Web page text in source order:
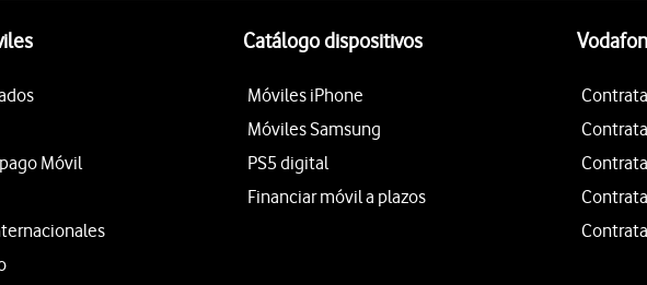
Móvil
Catálogo dispositivos
Móviles iPhone
Móviles Samsung
PS5 digital
Financiar móvil a plazos